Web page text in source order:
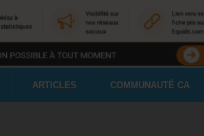
ARTICLES COMMUNAUTÉ CA